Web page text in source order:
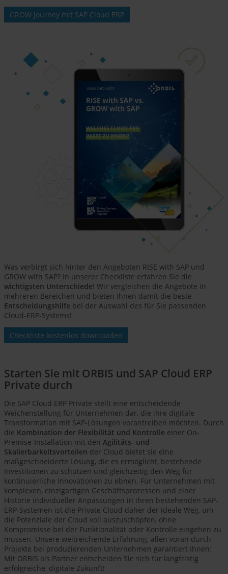
GROW Journey mit SAP Cloud ERP
Was verbirgt sich hinter den Angeboten RISE with SAP und
GROW with SAP? In unserer Checkliste erfahren Sie die
wichtigsten Unterschiede! Wir vergleichen die Angebote in
mehreren Bereichen und bieten Ihnen damit die beste
Entscheidungshilfe bei der Auswahl des für Sie passenden
Cloud-ERP-Systems!
Checkliste kostenlos downloaden
Starten Sie mit ORBIS und SAP Cloud ERP
Private durch
Die SAP Cloud ERP Private stellt eine entscheidende
Weichenstellung für Unternehmen dar, die ihre digitale
Transformation mit SAP-Lösungen vorantreiben möchten. Durch
die Kombination der Flexibilität und Kontrolle einer On-
Premise-Installation mit den Agilitäts- und
Skalierbarkeitsvorteilen der Cloud bietet sie eine
maßgeschneiderte Lösung, die es ermöglicht, bestehende
Investitionen zu schützen und gleichzeitig den Weg für
kontinuierliche Innovationen zu ebnen. Für Unternehmen mit
komplexen, einzigartigen Geschäftsprozessen und einer
Historie individueller Anpassungen in ihren bestehenden SAP-
ERP-Systemen ist die Private Cloud daher der ideale Weg, um
die Potenziale der Cloud voll auszuschöpfen, ohne
Kompromisse bei der Funktionalität oder Kontrolle eingehen zu
müssen. Unsere weitreichende Erfahrung, allen voran durch
Projekte bei produzierenden Unternehmen garantiert Ihnen:
Mit ORBIS als Partner entscheiden Sie sich für langfristig
erfolgreiche, digitale Zukunft!